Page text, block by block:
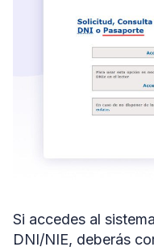
Si accedes al
DNI/NIE, deberás